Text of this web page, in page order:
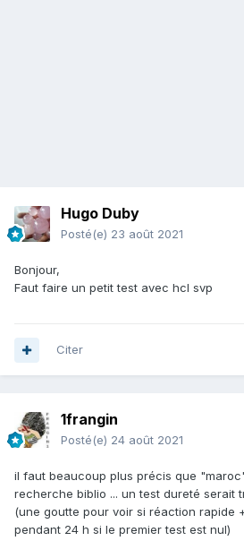
Hugo Duby
Posté(e) 23 août 2021
Bonjour,
Faut faire un petit test avec hcl svp
Citer
1frangin
Posté(e) 24 août 2021
il faut beaucoup plus précis que
recherche biblio ... un test dureté serait
(une goutte pour voir si réaction rapide
pendant 24 h si le premier test est nul)